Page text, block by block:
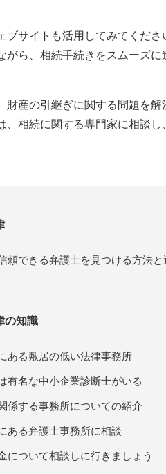
サイトも活用してみてくださ
ら、相続手続きをスムーズに
産の引継ぎに関する問題を解
相続に関する専門家に相談し
頼できる弁護士を見つける方法と
の知識
ある敷居の低い法律事務所
有名な中小企業診断士がいる
係する事務所についての紹介
ある弁護士事務所に相談
について相談しに行きましょう